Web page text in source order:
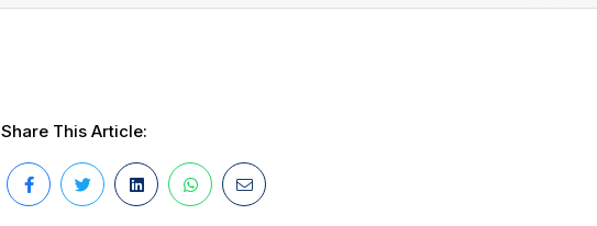
Share This Article: